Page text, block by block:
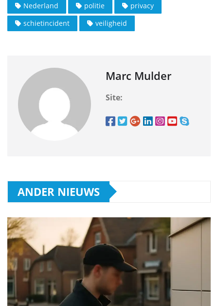
Nederland politie
privacy
schietincident
veiligheid
Marc Mulder
Site:
ANDER NIEUWS